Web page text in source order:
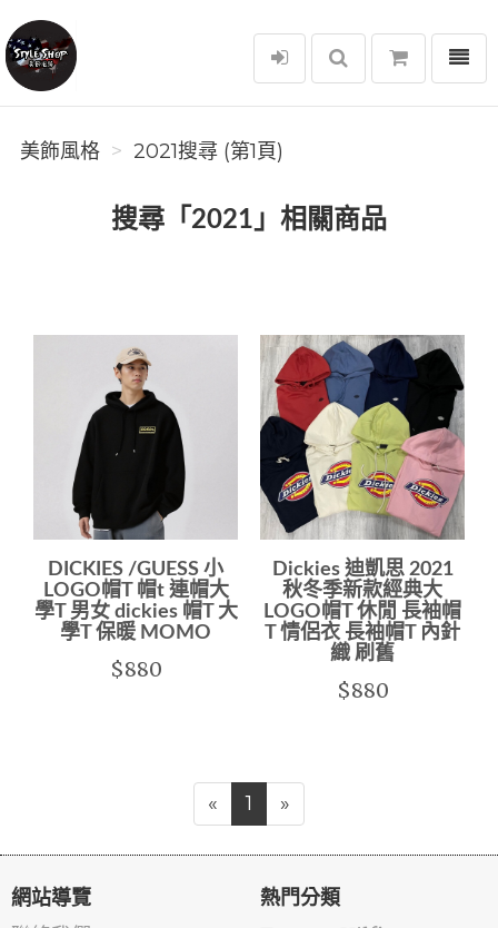
美飾風格
選單
美飾風格 2021搜尋 (第1頁)
搜尋「2021」相關商品
DICKIES /GUESS 小
LOGO帽T 帽t 連帽大
學T 男女 dickies 帽T 大
學T 保暖 MOMO
$880
Dickies 迪凱思 2021
秋冬季新款經典大
LOGO帽T 休閒 長袖帽
T 情侶衣 長袖帽T 內針
織 刷舊
$880
« 1 »
網站導覽 熱門分類